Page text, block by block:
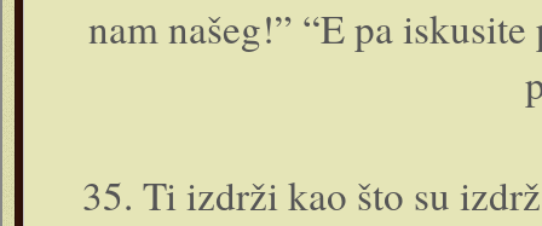
nam našeg!” “E pa
35. Ti izdrži kao što su